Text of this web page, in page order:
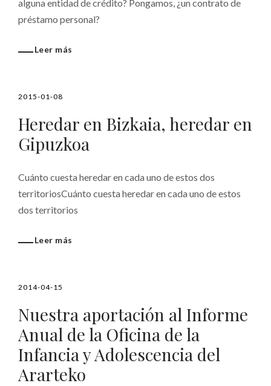
alguna entidad de crédito? Pongamos, ¿un contrato de
préstamo personal?
Leer más
2015-01-08
Heredar en Bizkaia, heredar en
Gipuzkoa
Cuánto cuesta heredar en cada uno de estos dos
territoriosCuánto cuesta heredar en cada uno de estos
dos territorios
Leer más
2014-04-15
Nuestra aportación al Informe
Anual de la Oficina de la
Infancia y Adolescencia del
Ararteko